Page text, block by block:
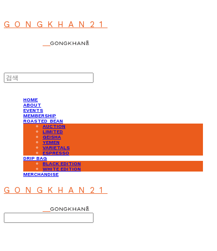
GONGKHAN21
HOME
ABOUT
EVENTS
MEMBERSHIP
ROASTED_BEAN
AUCTION
LIMITED
GEISHA
YEMEN
VARIETALS
ESPRESSO
DRIP BAG
BLACK EDITION
WHITE EDITION
MERCHANDISE
GONGKHAN21